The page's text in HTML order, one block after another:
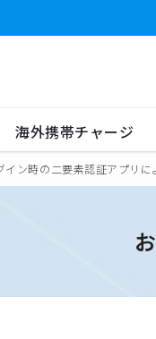
海外携帯チャージ
ン時の二要素認証アプリ